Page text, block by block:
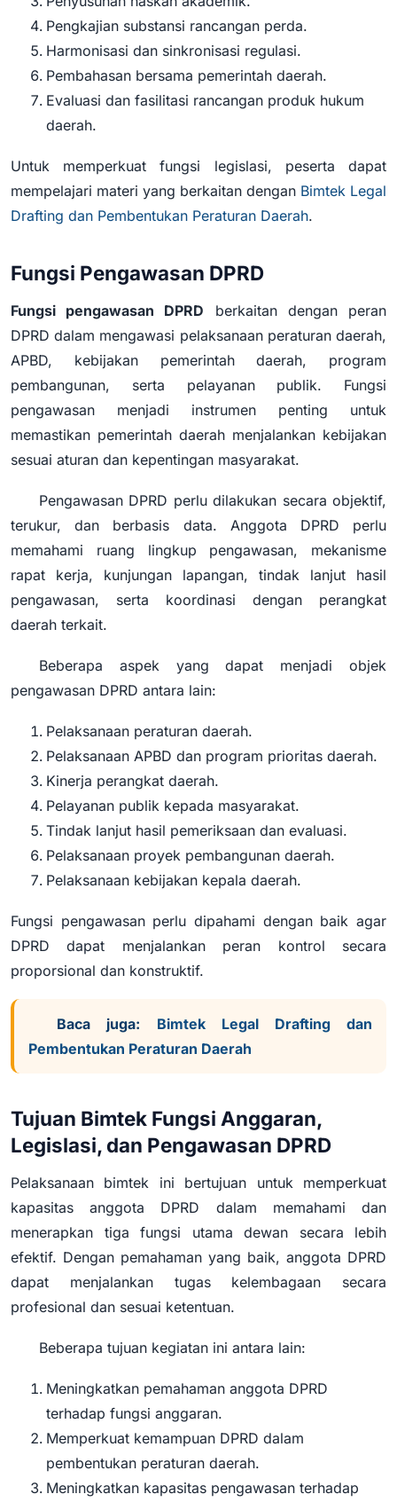
Pengkajian substansi rancangan perda.
Harmonisasi dan sinkronisasi regulasi.
Pembahasan bersama pemerintah daerah.
Evaluasi dan fasilitasi rancangan produk hukum
daerah.
Untuk memperkuat fungsi legislasi, peserta dapat
mempelajari materi yang berkaitan dengan Bimtek Legal
Drafting dan Pembentukan Peraturan Daerah.
Fungsi Pengawasan DPRD
Fungsi pengawasan DPRD berkaitan dengan peran
DPRD dalam mengawasi pelaksanaan peraturan daerah,
APBD, kebijakan pemerintah daerah, program
pembangunan, serta pelayanan publik. Fungsi
pengawasan menjadi instrumen penting untuk
memastikan pemerintah daerah menjalankan kebijakan
sesuai aturan dan kepentingan masyarakat.
Pengawasan DPRD perlu dilakukan secara objektif,
terukur, dan berbasis data. Anggota DPRD perlu
memahami ruang lingkup pengawasan, mekanisme
rapat kerja, kunjungan lapangan, tindak lanjut hasil
pengawasan, serta koordinasi dengan perangkat
daerah terkait.
Beberapa aspek yang dapat menjadi objek
pengawasan DPRD antara lain:
Pelaksanaan peraturan daerah.
Pelaksanaan APBD dan program prioritas daerah.
Kinerja perangkat daerah.
Pelayanan publik kepada masyarakat.
Tindak lanjut hasil pemeriksaan dan evaluasi.
Pelaksanaan proyek pembangunan daerah.
Pelaksanaan kebijakan kepala daerah.
Fungsi pengawasan perlu dipahami dengan baik agar
DPRD dapat menjalankan peran kontrol secara
proporsional dan konstruktif.
Baca juga:
Bimtek Legal Drafting dan
Pembentukan Peraturan Daerah
Tujuan Bimtek Fungsi Anggaran,
Legislasi, dan Pengawasan DPRD
Pelaksanaan bimtek ini bertujuan untuk memperkuat
kapasitas anggota DPRD dalam memahami dan
menerapkan tiga fungsi utama dewan secara lebih
efektif. Dengan pemahaman yang baik, anggota DPRD
dapat menjalankan tugas kelembagaan secara
profesional dan sesuai ketentuan.
Beberapa tujuan kegiatan ini antara lain:
Meningkatkan pemahaman anggota DPRD
terhadap fungsi anggaran.
Memperkuat kemampuan DPRD dalam
pembentukan peraturan daerah.
Meningkatkan kapasitas pengawasan terhadap